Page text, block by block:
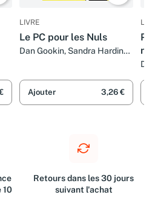
LIVRE
Le PC pour les Nuls
Dan Gookin, Sandra Hardin
Ajouter 3,26 €
10
Retours dans les 30 jours
suivant l'achat